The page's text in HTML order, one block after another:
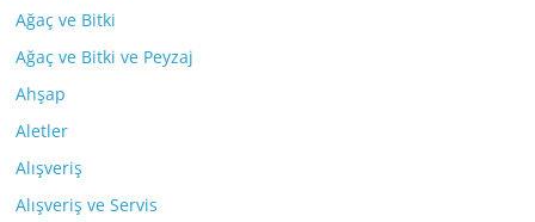
Ağaç ve Bitki
Ağaç ve Bitki ve Peyzaj
Ahşap
Aletler
Alışveriş
Alışveriş ve Servis